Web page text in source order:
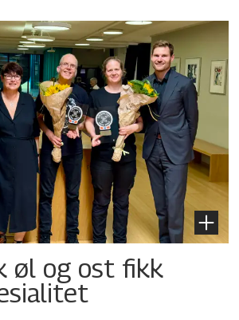
øl og ost fikk